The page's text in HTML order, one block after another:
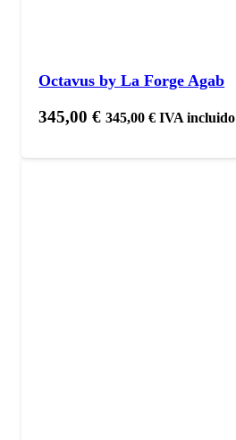
Octavus by La Forge Agab
345,00€ 345,00€ IVA incluido